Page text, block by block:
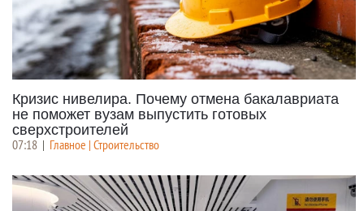
Кризис нивелира. Почему отмена бакалавриата
не поможет вузам выпустить готовых
сверхстроителей
07:18 | Главное | Строительство